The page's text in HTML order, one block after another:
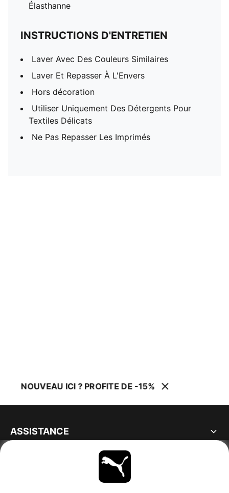
Élasthanne
INSTRUCTIONS D'ENTRETIEN
Laver Avec Des Couleurs Similaires
Laver Et Repasser À L'Envers
Hors décoration
Utiliser Uniquement Des Détergents Pour
Textiles Délicats
Ne Pas Repasser Les Imprimés
NOUVEAU ICI ? PROFITE DE -15%
ASSISTANCE